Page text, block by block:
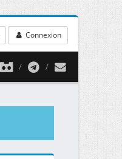
Connexion